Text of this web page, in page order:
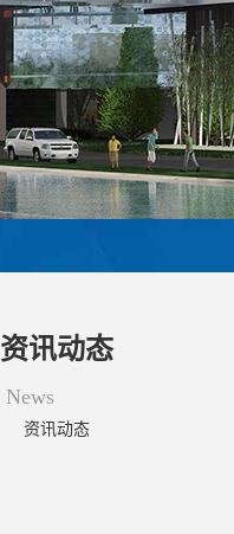
资讯动态
News
资讯动态